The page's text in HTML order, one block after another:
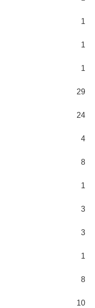
1
1
1
29
24
4
8
1
3
3
1
8
10